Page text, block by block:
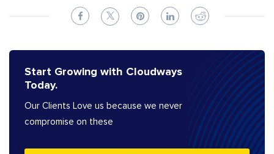
Start Growing with Cloudways
Today.
Our Clients Love us because we never
compromise on these